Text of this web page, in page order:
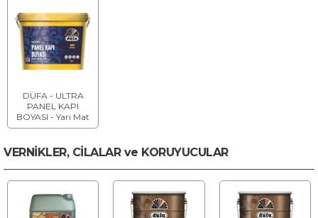
DÜFA - ULTRA
PANEL KAPI
BOYASI - Yarı Mat
VERNİKLER, CİLALAR ve KORUYUCULAR